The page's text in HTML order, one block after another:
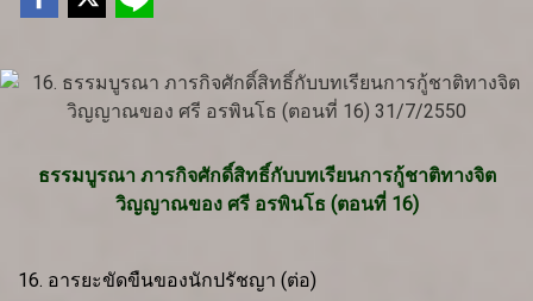
ธรรมบูรณา ภารกิจศักดิ์สิทธิ์กับบทเรียนการกู้ชาติทางจิต
วิญญาณของ ศรี อรพินโธ (ตอนที่ 16)
16. อารยะขัดขืนของนักปรัชญา (ต่อ)